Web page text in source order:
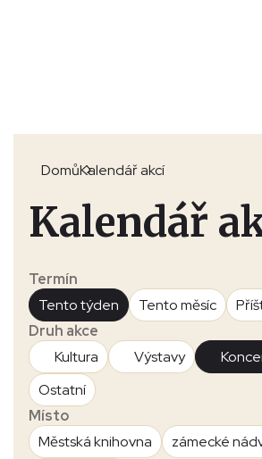
DomůKalendář akcí
Kalendář
Termín
Tento týden
Tento měsíc
Druh akce
Kultura
Výstavy
Ostatní
Místo
Městská knihovna
zámecké